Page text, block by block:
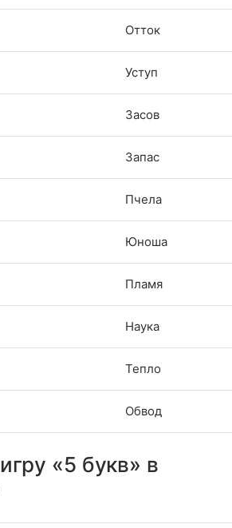
Отток
Уступ
Засов
Запас
Пчела
Юноша
Пламя
Наука
Тепло
Обвод
«5 букв» в